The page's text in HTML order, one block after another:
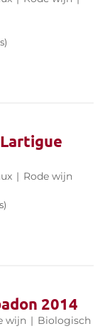
| Rode wijn
2014
wijn | Biologisch